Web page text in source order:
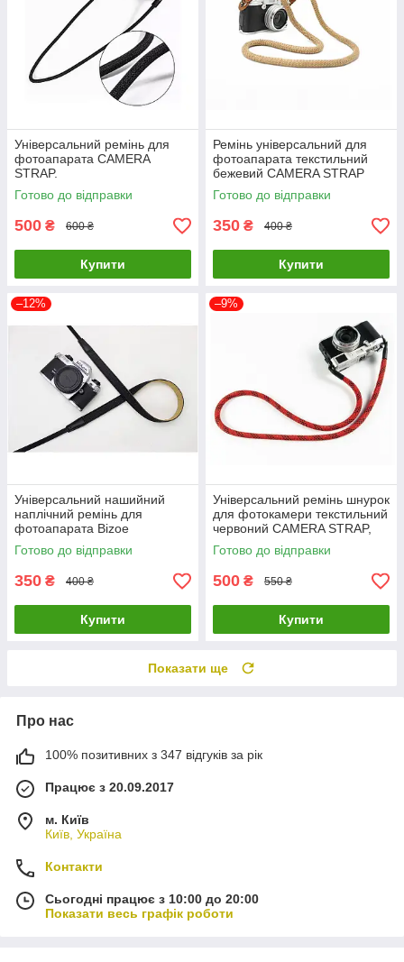
Універсальний ремінь для
фотоапарата CAMERA
STRAP.
Готово до відправки
500 ₴ 600 ₴
Купити
Ремінь універсальний для
фотоапарата текстильний
бежевий CAMERA STRAP
ремені для фотокамери з
тканини
Готово до відправки
350 ₴ 400 ₴
Купити
–12%
Універсальний нашийний
наплічний ремінь для
фотоапарата Bizoe
текстильний тканинний
чорний для фотокамери
Готово до відправки
350 ₴ 400 ₴
Купити
–9%
Універсальний ремінь шнурок
для фотокамери текстильний
червоний CAMERA STRAP,
ремені на фотоапарат
Готово до відправки
500 ₴ 550 ₴
Купити
Показати ще
Про нас
100% позитивних з 347 відгуків за рік
Працює з 20.09.2017
м. Київ
Київ, Україна
Контакти
Сьогодні працює з 10:00 до 20:00
Показати весь графік роботи